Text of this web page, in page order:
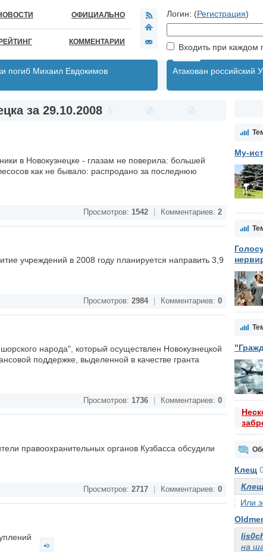
ОФИЦИАЛЬНО
РЕЙТИНГ КОММЕНТАРИИ
Логин: (Регистрация)
Входить при каждом
погиб Михаил Евдокимов Атакован российский
Му-
Клещ
Или
на
за 29.10.2008
в Новокузнецке - глазам не поверила: большей
как не бывало: распродано за последнюю
Просмотров: 1542 Комментариев: 2
учреждений в 2008 году планируется направить 3,9
Просмотров: 2984 Комментариев: 0
народа", который осуществлен Новокузнецкой
поддержке, выделенной в качестве гранта
Просмотров: 1736 Комментариев: 0
правоохранительных органов Кузбасса обсудили
Просмотров: 2717 Комментариев: 0